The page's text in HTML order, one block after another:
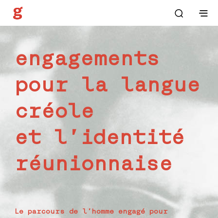
engagements
pour la langue
créole
et l’identité
réunionnaise
Le parcours de l’homme engagé pour